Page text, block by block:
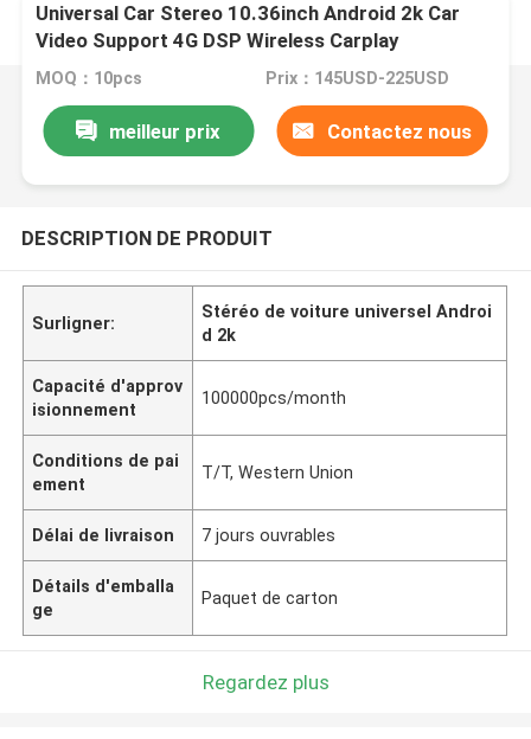
Universal Car Stereo 10.36inch Android 2k Car
Video Support 4G DSP Wireless Carplay
MOQ：10pcs Prix：145USD-225USD
meilleur prix Contactez nous
DESCRIPTION DE PRODUIT
Surligner:
Stéréo de voiture universel Androi
d 2k
Capacité d'approv
isionnement
100000pcs/month
Conditions de pai
ement
T/T, Western Union
Délai de livraison 7 jours ouvrables
Détails d'emballa
ge
Paquet de carton
Regardez plus